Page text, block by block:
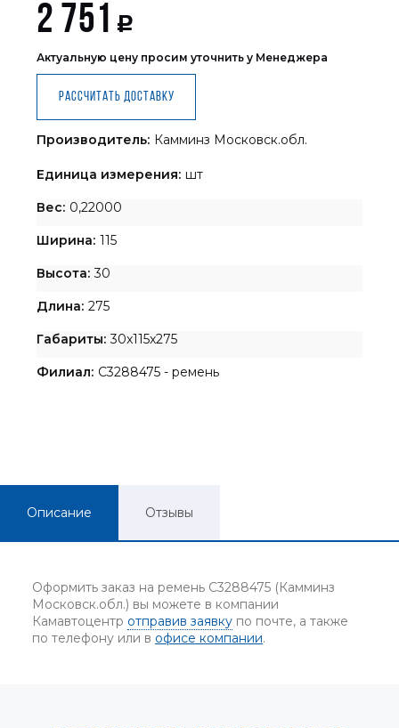
2 751 Р
Актуальную цену просим уточнить у Менеджера
Рассчитать доставку
Производитель: Камминз Московск.обл.
Единица измерения: шт
Вес: 0,22000
Ширина: 115
Высота: 30
Длина: 275
Габариты: 30x115x275
Филиал: C3288475 - ремень
Описание Отзывы
Оформить заказ на ремень C3288475 (Камминз
Московск.обл.) вы можете в компании
Камавтоцентр отправив заявку по почте, а также
по телефону или в офисе компании.